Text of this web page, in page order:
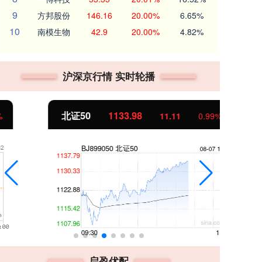
9 方邦股份 146.16 20.00% 6.65%
10 南模生物 42.9 20.00% 4.82%
沪深京行情 实时轮播
1133.98 11.11 0.99%